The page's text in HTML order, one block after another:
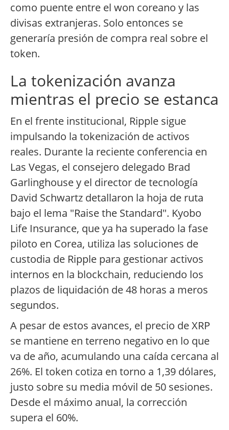
como puente entre el won coreano y las
divisas extranjeras. Solo entonces se
generaría presión de compra real sobre el
token.
La tokenización avanza
mientras el precio se estanca
En el frente institucional, Ripple sigue
impulsando la tokenización de activos
reales. Durante la reciente conferencia en
Las Vegas, el consejero delegado Brad
Garlinghouse y el director de tecnología
David Schwartz detallaron la hoja de ruta
bajo el lema "Raise the Standard". Kyobo
Life Insurance, que ya ha superado la fase
piloto en Corea, utiliza las soluciones de
custodia de Ripple para gestionar activos
internos en la blockchain, reduciendo los
plazos de liquidación de 48 horas a meros
segundos.
A pesar de estos avances, el precio de XRP
se mantiene en terreno negativo en lo que
va de año, acumulando una caída cercana al
26%. El token cotiza en torno a 1,39 dólares,
justo sobre su media móvil de 50 sesiones.
Desde el máximo anual, la corrección
supera el 60%.